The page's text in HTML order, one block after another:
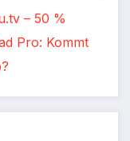
– 50 %
Pro: Kommt